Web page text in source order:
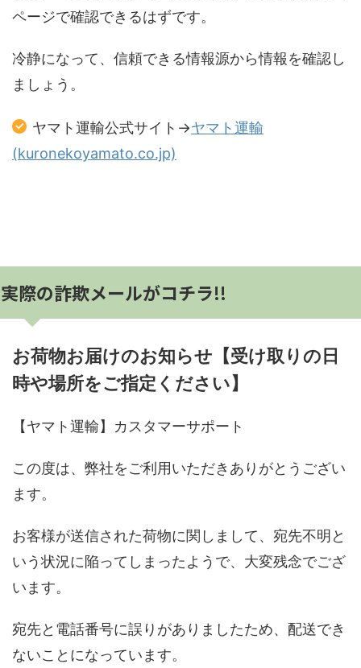
ページで確認できるはずです。
冷静になって、信頼できる情報源から情報を確認し
ましょう。
ヤマト運輸公式サイト→ヤマト運輸
(kuronekoyamato.co.jp)
実際の詐欺メールがコチラ!!
お荷物お届けのお知らせ【受け取りの日
時や場所をご指定ください】
【ヤマト運輸】カスタマーサポート
この度は、弊社をご利用いただきありがとうござい
ます。
お客様が送信された荷物に関しまして、宛先不明と
いう状況に陥ってしまったようで、大変残念でござ
います。
宛先と電話番号に誤りがありましたため、配送でき
ないことになっています。